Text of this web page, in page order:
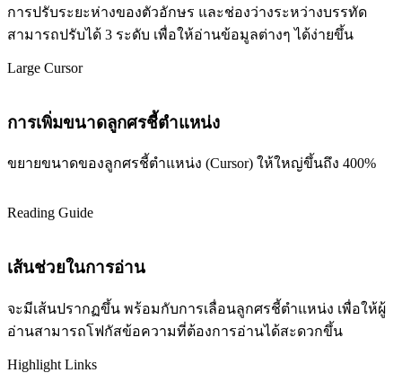
การปรับระยะห่างของตัวอักษร และช่องว่างระหว่างบรรทัด
สามารถปรับได้ 3 ระดับ เพื่อให้อ่านข้อมูลต่างๆ ได้ง่ายขึ้น
Large Cursor
การเพิ่มขนาดลูกศรชี้ตำแหน่ง
ขยายขนาดของลูกศรชี้ตำแหน่ง (Cursor) ให้ใหญ่ขึ้นถึง 400%
Reading Guide
เส้นช่วยในการอ่าน
จะมีเส้นปรากฏขึ้น พร้อมกับการเลื่อนลูกศรชี้ตำแหน่ง เพื่อให้ผู้
อ่านสามารถโฟกัสข้อความที่ต้องการอ่านได้สะดวกขึ้น
Highlight Links